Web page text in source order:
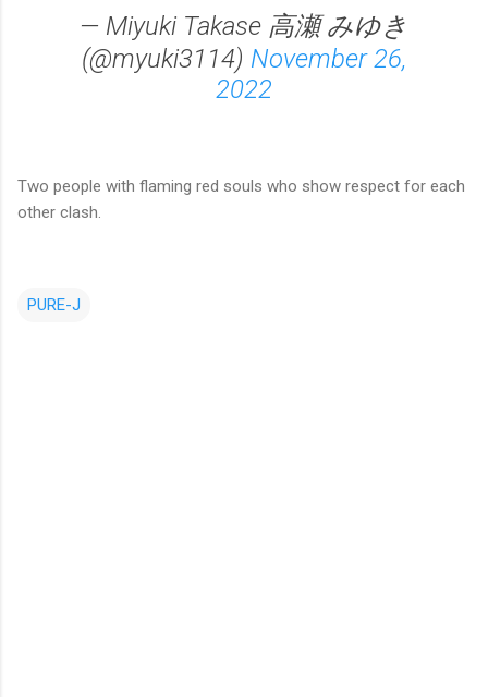
— Miyuki Takase 高瀬 みゆき
(@myuki3114) November 26,
2022
Two people with flaming red souls who show respect for each
other clash.
PURE-J